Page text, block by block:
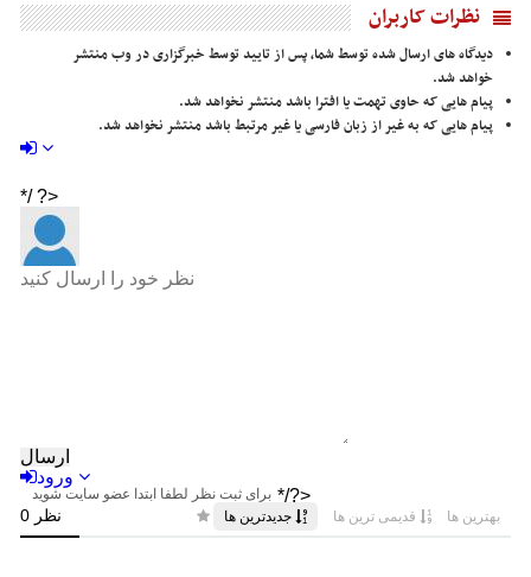
نظرات کاربران
دیدگاه های ارسال شده توسط شما، پس از تایید توسط خبرگزاری در وب منتشر
خواهد شد.
پیام هایی که حاوی تهمت یا افترا باشد منتشر نخواهد شد.
پیام هایی که به غیر از زبان فارسی یا غیر مرتبط باشد منتشر نخواهد شد.